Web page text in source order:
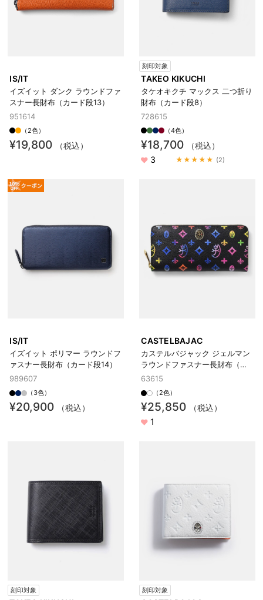
IS/IT
イズイット ダンク ラウンドファ
スナー長財布（カード段13）
951614
（2色）
¥19,800 （税込）
刻印対象
TAKEO KIKUCHI
タケオキクチ マックス 二つ折り
財布（カード段8）
728615
（4色）
¥18,700
（税込）
3
★★★★★ (2)
IS/IT
イズイット ポリマー ラウンドフ
ァスナー長財布（カード段14）
989607
（3色）
¥20,900 （税込）
CASTELBAJAC
カステルバジャック ジェルマン
ラウンドファスナー長財布（カ
ード段12）
63615
（2色）
¥25,850
（税込）
1
刻印対象 刻印対象